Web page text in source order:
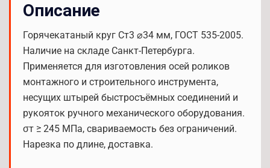
Описание
Горячекатаный круг Ст3 ⌀34 мм, ГОСТ 535-2005.
Наличие на складе Санкт-Петербурга.
Применяется для изготовления осей роликов
монтажного и строительного инструмента,
несущих штырей быстросъёмных соединений и
рукояток ручного механического оборудования.
σт ≥ 245 МПа, свариваемость без ограничений.
Нарезка по длине, доставка.